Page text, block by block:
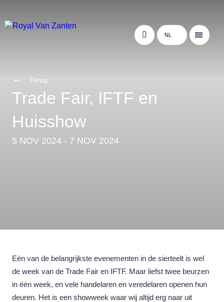
NL
Terug
Trade Fair, IFTF en
Huisshow
5 NOV 2024 - 7 NOV 2024
Eén van de belangrijkste evenementen in de sierteelt is wel
de week van de Trade Fair en IFTF. Maar liefst twee beurzen
in één week, en vele handelaren en veredelaren openen hun
deuren. Het is een showweek waar wij altijd erg naar uit